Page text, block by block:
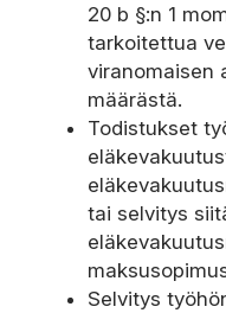
20 b §:n 1
tarkoitettua
viranomaisen
määrästä.
Todistukset
tai selvitys
Selvitys